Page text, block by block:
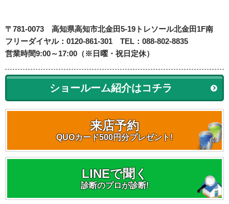
〒781-0073 高知県高知市北金田5-19 トレソール北金田1F南
フリーダイヤル：0120-861-301 TEL：088-802-8835
営業時間9:00～17:00（※日曜・祝日定休）
ショールーム紹介はコチラ
来店予約
QUOカード500円分プレゼント!
LINEで聞く
診断のプロが診断!